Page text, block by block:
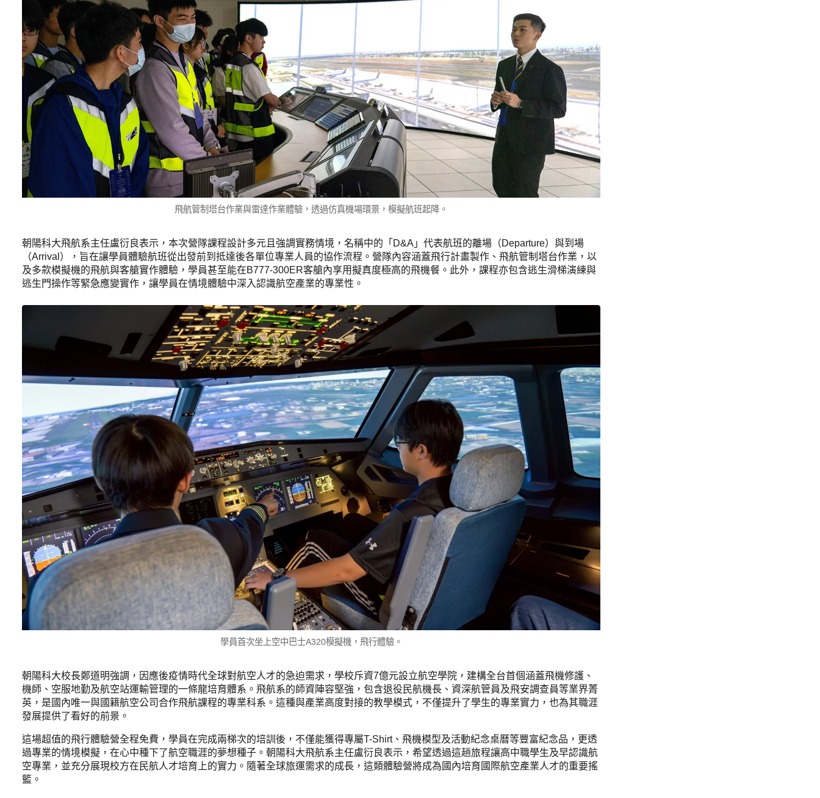
飛航管制塔台作業與雷達作業體驗，透過仿真機場環景，模擬航班起降。
朝陽科大飛航系主任盧衍良表示，本次營隊課程設計多元且強調實務情境，名稱中的「D&A」代表航班的離場（Departure）與到場
（Arrival），旨在讓學員體驗航班從出發前到抵達後各單位專業人員的協作流程。營隊內容涵蓋飛行計畫製作、飛航管制塔台作業，以
及多款模擬機的飛航與客艙實作體驗，學員甚至能在B777-300ER客艙內享用擬真度極高的飛機餐。此外，課程亦包含逃生滑梯演練與
逃生門操作等緊急應變實作，讓學員在情境體驗中深入認識航空產業的專業性。
學員首次坐上空中巴士A320模擬機，飛行體驗。
朝陽科大校長鄭道明強調，因應後疫情時代全球對航空人才的急迫需求，學校斥資7億元設立航空學院，建構全台首個涵蓋飛機修護、
機師、空服地勤及航空站運輸管理的一條龍培育體系。飛航系的師資陣容堅強，包含退役民航機長、資深航管員及飛安調查員等業界菁
英，是國內唯一與國籍航空公司合作飛航課程的專業科系。這種與產業高度對接的教學模式，不僅提升了學生的專業實力，也為其職涯
發展提供了看好的前景。
這場超值的飛行體驗營全程免費，學員在完成兩梯次的培訓後，不僅能獲得專屬T-Shirt、飛機模型及活動紀念桌曆等豐富紀念品，更透
過專業的情境模擬，在心中種下了航空職涯的夢想種子。朝陽科大飛航系主任盧衍良表示，希望透過這趟旅程讓高中職學生及早認識航
空專業，並充分展現校方在民航人才培育上的實力。隨著全球旅運需求的成長，這類體驗營將成為國內培育國際航空產業人才的重要搖
籃。